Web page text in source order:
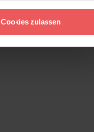
Cookies zulassen